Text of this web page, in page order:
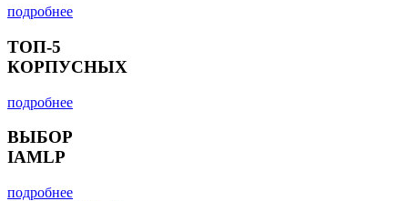
подробнее
ТОП-5
КОРПУСНЫХ
подробнее
ВЫБОР
IAMLP
подробнее